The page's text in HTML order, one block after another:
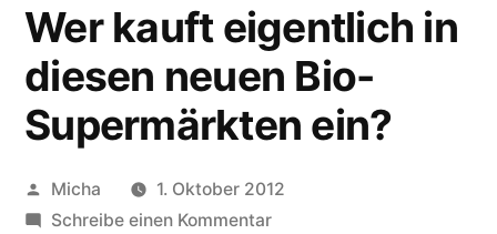
Wer kauft eigentlich in
diesen neuen Bio-
Supermärkten ein?
Veröffentlicht
von
Micha
1. Oktober 2012
Schreibe einen Kommentarzu